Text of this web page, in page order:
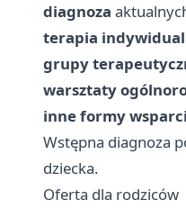
diagnoza
terapia
grupy
warsztaty
inne formy
Wstępna diagnoza
dziecka.
Oferta dla rodziców